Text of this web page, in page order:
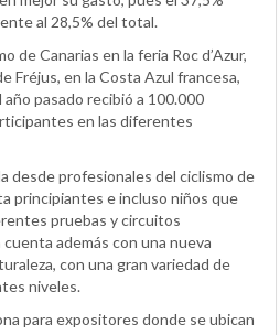
al 28,5% del total.
de Canarias en la feria Roc d’Azur,
Fréjus, en la Costa Azul francesa,
pasado recibió a 100.000
en las diferentes
desde profesionales del ciclismo de
principiantes e incluso niños que
pruebas y circuitos
además con una nueva
con una gran variedad de
niveles.
para expositores donde se ubican